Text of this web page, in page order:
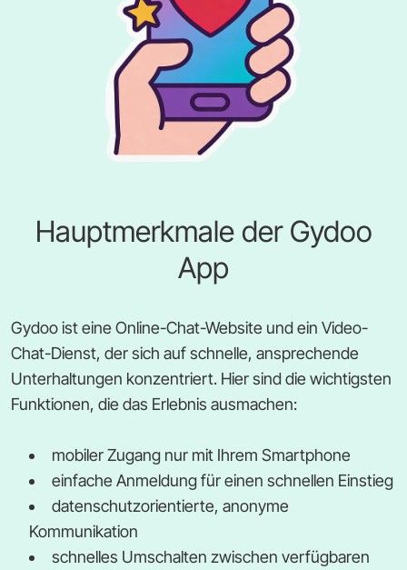
Hauptmerkmale der Gydoo
App
Gydoo ist eine Online-Chat-Website und ein Video-
Chat-Dienst, der sich auf schnelle, ansprechende
Unterhaltungen konzentriert. Hier sind die wichtigsten
Funktionen, die das Erlebnis ausmachen:
mobiler Zugang nur mit Ihrem Smartphone
einfache Anmeldung für einen schnellen Einstieg
datenschutzorientierte, anonyme
Kommunikation
schnelles Umschalten zwischen verfügbaren